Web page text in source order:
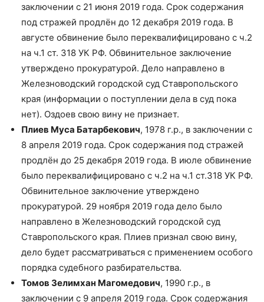
заключении с 21 июня 2019 года. Срок содержания
под стражей продлён до 12 декабря 2019 года. В
августе обвинение было переквалифицировано с ч.2
на ч.1 ст. 318 УК РФ. Обвинительное заключение
утверждено прокуратурой. Дело направлено в
Железноводский городской суд Ставропольского
края (информации о поступлении дела в суд пока
нет). Оздоев свою вину не признает.
Плиев Муса Батарбекович, 1978 г.р., в заключении с
8 апреля 2019 года. Срок содержания под стражей
продлён до 25 декабря 2019 года. В июле обвинение
было переквалифицировано с ч.2 на ч.1 ст.318 УК РФ.
Обвинительное заключение утверждено
прокуратурой. 29 ноября 2019 года дело было
направлено в Железноводский городской суд
Ставропольского края. Плиев признал свою вину,
дело будет рассматриваться с применением особого
порядка судебного разбирательства.
Томов Зелимхан Магомедович, 1990 г.р., в
заключении с 9 апреля 2019 года. Срок содержания